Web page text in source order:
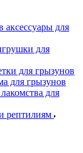
аксессуары для
для
для грызунов
для грызунов
лакомства для
рептилиям